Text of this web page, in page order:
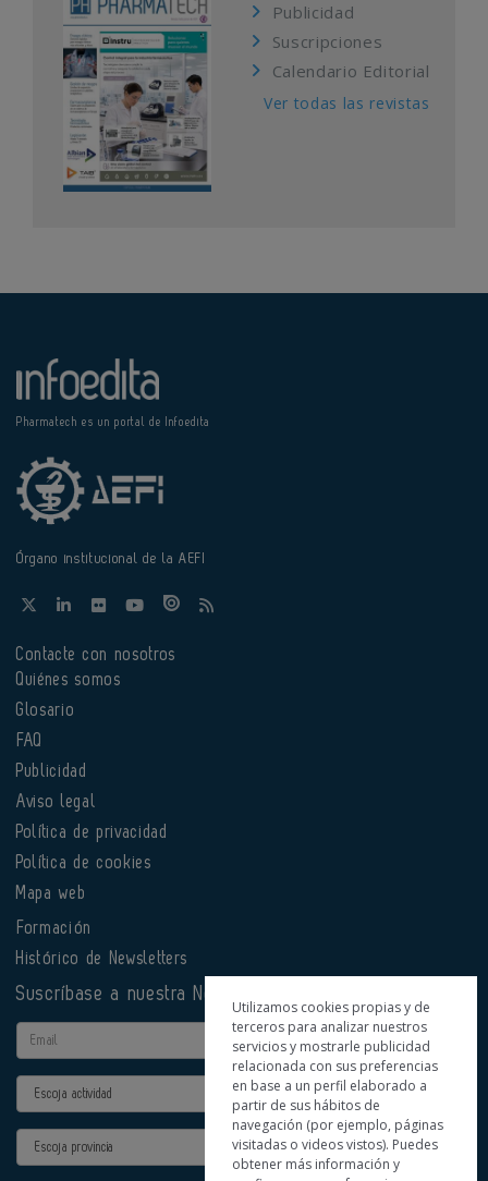
Publicidad
Suscripciones
Calendario Editorial
Ver todas las revistas
Pharmatech es un portal de Infoedita
Órgano institucional de la AEFI
Contacte con nosotros
Quiénes somos
Glosario
FAQ
Publicidad
Aviso legal
Política de privacidad
Política de cookies
Mapa web
Formación
Histórico de Newsletters
Suscríbase a nuestra Newsletter
Email
Actividad
Provincia
Utilizamos cookies propias y de
terceros para analizar nuestros
servicios y mostrarle publicidad
relacionada con sus preferencias
en base a un perfil elaborado a
partir de sus hábitos de
navegación (por ejemplo, páginas
visitadas o videos vistos). Puedes
obtener más información y